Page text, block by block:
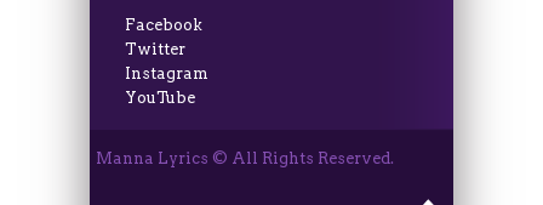
Facebook
Twitter
Instagram
YouTube
Manna Lyrics © All Rights Reserved.